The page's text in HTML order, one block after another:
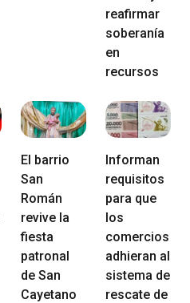
reafirmar
soberanía
en
recursos
El barrio
San
Román
revive la
fiesta
patronal
de San
Cayetano
Informan
requisitos
para que
los
comercios
adhieran al
sistema de
rescate de